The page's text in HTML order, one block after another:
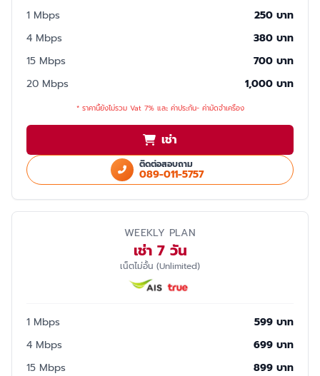
1 Mbps
250 บาท
4 Mbps
380 บาท
15 Mbps
700 บาท
20 Mbps
1,000 บาท
* ราคานี้ยังไม่รวม Vat 7% และ ค่าประกัน- ค่ามัดจำเครื่อง
เช่า
ติดต่อสอบถาม
089-011-5757
WEEKLY PLAN
เช่า 7 วัน
เน็ตไม่อั้น (Unlimited)
1 Mbps
599 บาท
4 Mbps
699 บาท
15 Mbps
899 บาท